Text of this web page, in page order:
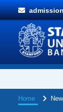
Home